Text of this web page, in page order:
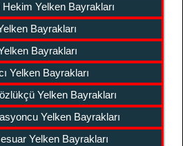
Yelken Bayrakları
Bayrakları
Bayrakları
Yelken Bayrakları
Yelken Bayrakları
Yelken Bayrakları
Yelken Bayrakları